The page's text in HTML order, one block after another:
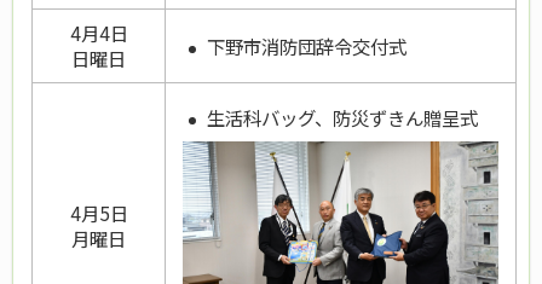
4月4日
日曜日
下野市消防団辞令交付式
4月5日
月曜日
生活科バッグ、防災ずきん贈呈式